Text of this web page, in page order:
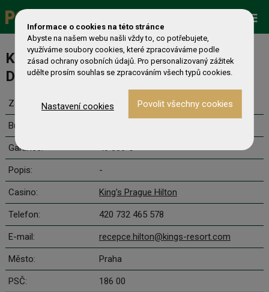
King's Prague 1 Million Crown Series -
Day 1 Flip and GO Pineapple
Začátek: 9.8. 14:00
Buy-in:
Garance: 40 000 €
Popis: -
Casino: King's Prague Hilton
Telefon: 420 732 465 578
E-mail: recepce.hilton@kings-resort.com
Město: Praha
PSČ: 186 00
Informace o cookies na této stránce
Abyste na našem webu našli vždy to, co potřebujete,
využíváme soubory cookies, které zpracováváme podle
zásad ochrany osobních údajů. Pro personalizovaný zážitek
udělte prosím souhlas se zpracováním všech typů cookies.
Nastavení cookies